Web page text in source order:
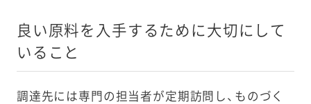
良い原料を入手するために大切にして
いること
調達先には専門の担当者が定期訪問し、ものづく